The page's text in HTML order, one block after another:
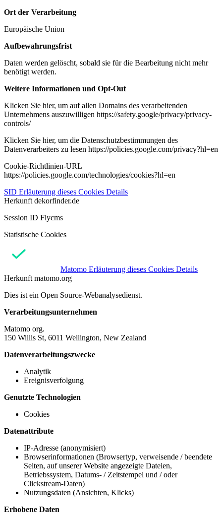
Ort der Verarbeitung
Europäische Union
Aufbewahrungsfrist
Daten werden gelöscht, sobald sie für die Bearbeitung nicht mehr
benötigt werden.
Weitere Informationen und Opt-Out
Klicken Sie hier, um auf allen Domains des verarbeitenden
Unternehmens auszuwilligen https://safety.google/privacy/privacy-
controls/
Klicken Sie hier, um die Datenschutzbestimmungen des
Datenverarbeiters zu lesen https://policies.google.com/privacy?hl=en
Cookie-Richtlinien-URL
https://policies.google.com/technologies/cookies?hl=en
SID Erläuterung dieses Cookies Details
Herkunft dekorfinder.de
Session ID Flycms
Statistische Cookies
Matomo Erläuterung dieses Cookies Details
Herkunft matomo.org
Dies ist ein Open Source-Webanalysedienst.
Verarbeitungsunternehmen
Matomo org.
150 Willis St, 6011 Wellington, New Zealand
Datenverarbeitungszwecke
Analytik
Ereignisverfolgung
Genutzte Technologien
Cookies
Datenattribute
IP-Adresse (anonymisiert)
Browserinformationen (Browsertyp, verweisende / beendete
Seiten, auf unserer Website angezeigte Dateien,
Betriebssystem, Datums- / Zeitstempel und / oder
Clickstream-Daten)
Nutzungsdaten (Ansichten, Klicks)
Erhobene Daten